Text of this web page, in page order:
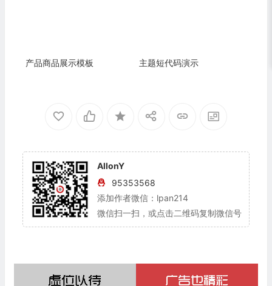
产品商品展示模板 主题短代码演示
AllonY
95353568
添加作者微信：lpan214
微信扫一扫，或点击二维码复制微信号